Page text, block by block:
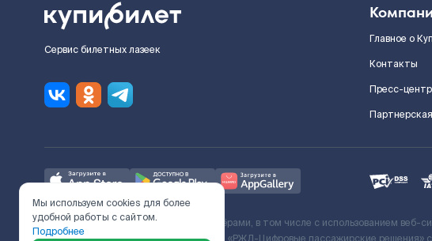
Сервис билетных лазеек
Главное о
Контакты
Пресс-центр
Ж/Д билеты предоставляются партнёрами, в том числе с использованием
Мы используем cookies для более
удобной работы с сайтом.
Подробнее